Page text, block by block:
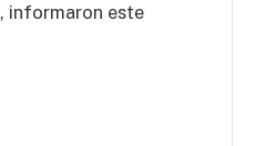
, informaron este